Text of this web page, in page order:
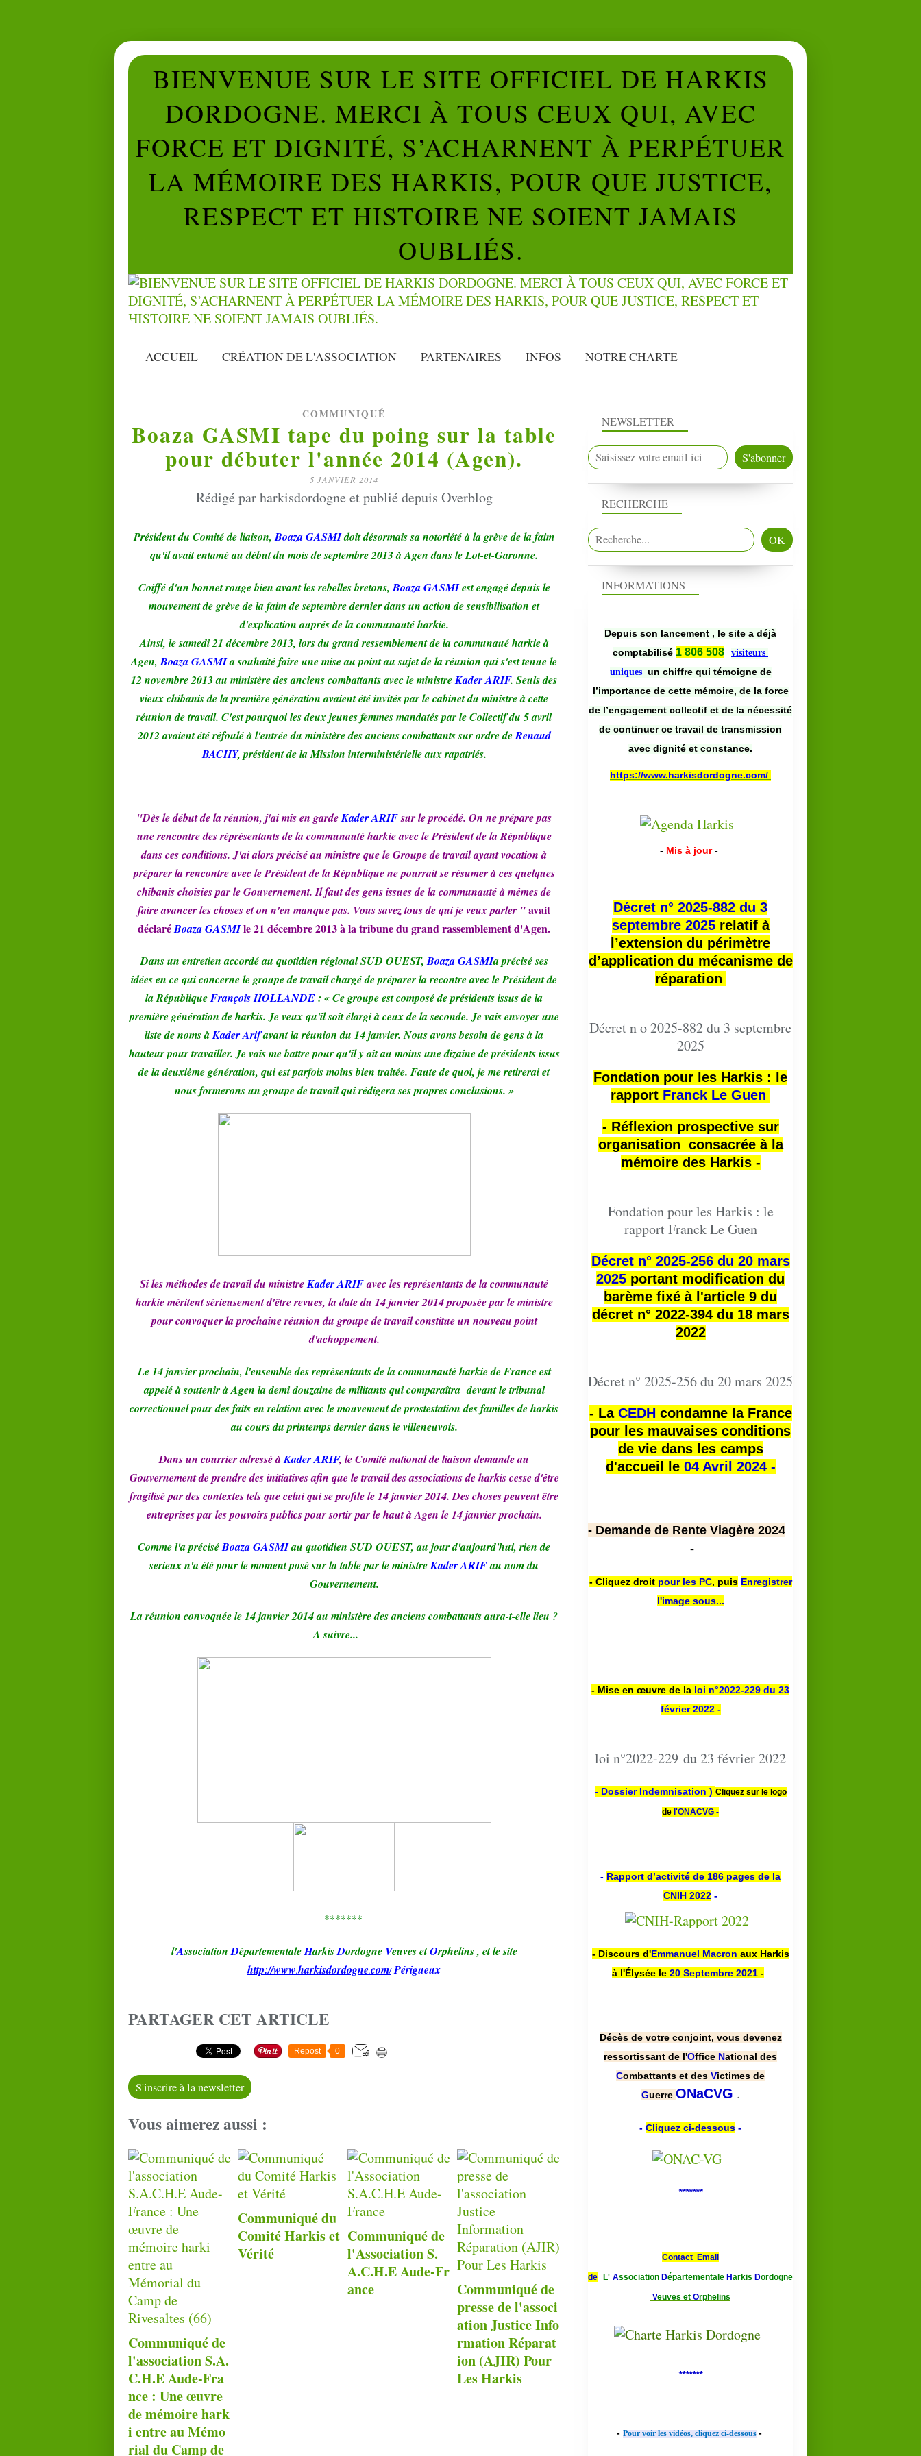
BIENVENUE SUR LE SITE OFFICIEL DE HARKIS
DORDOGNE. MERCI À TOUS CEUX QUI, AVEC
FORCE ET DIGNITÉ, S’ACHARNENT À PERPÉTUER
LA MÉMOIRE DES HARKIS, POUR QUE JUSTICE,
RESPECT ET HISTOIRE NE SOIENT JAMAIS
OUBLIÉS.
ACCUEIL CRÉATION DE L'ASSOCIATION PARTENAIRES INFOS NOTRE CHARTE
COMMUNIQUÉ
Boaza GASMI tape du poing sur la table
pour débuter l'année 2014 (Agen).
5 JANVIER 2014
Rédigé par harkisdordogne et publié depuis Overblog
Président du Comité de liaison,Boaza GASMIdoit désormais sa notoriété à la grève de la faim
qu'il avait entamé au début du mois de septembre 2013 à Agen dans le Lot-et-Garonne.
Coiffé d'un bonnet rouge bien avant les rebelles bretons,Boaza GASMIest engagé depuis le
mouvement de grève de la faim de septembre dernier dans un action de sensibilisation et
d'explication auprés de la communauté harkie.
Ainsi, le samedi 21 décembre 2013, lors du grand ressemblement de la communaué harkie à
Agen,Boaza GASMIa souhaité faire une mise au point au sujet de la réunion qui s'est tenue le
12 novembre 2013 au ministère des anciens combattants avec le ministreKader ARIF. Seuls des
vieux chibanis de la première génération avaient été invités par le cabinet du ministre à cette
réunion de travail. C'est pourquoi les deux jeunes femmes mandatés par le Collectif du 5 avril
2012 avaient été réfoulé à l'entrée du ministère des anciens combattants sur ordre deRenaud
BACHY, président de la Mission interministérielle aux rapatriés.
"Dès le début de la réunion, j'ai mis en gardeKader ARIFsur le procédé. On ne prépare pas
une rencontre des réprésentants de la communauté harkie avec le Président de la République
dans ces conditions. J'ai alors précisé au ministre que le Groupe de travail ayant vocation à
préparer la rencontre avec le Président de la République ne pourrait se résumer à ces quelques
chibanis choisies par le Gouvernement. Il faut des gens issues de la communauté à mêmes de
faire avancer les choses et on n'en manque pas. Vous savez tous de qui je veux parler "avait
déclaréBoaza GASMIle 21 décembre 2013 à la tribune du grand rassemblement d'Agen.
Dans un entretien accordé au quotidien régional SUD OUEST, Boaza GASMIa précisé ses
idées en ce qui concerne le groupe de travail chargé de préparer la recontre avec le Président de
la RépubliqueFrançois HOLLANDE: « Ce groupe est composé de présidents issus de la
première génération de harkis. Je veux qu'il soit élargi à ceux de la seconde. Je vais envoyer une
liste de noms àKader Arifavant la réunion du 14 janvier. Nous avons besoin de gens à la
hauteur pour travailler. Je vais me battre pour qu'il y ait au moins une dizaine de présidents issus
de la deuxième génération, qui est parfois moins bien traitée. Faute de quoi, je me retirerai et
nous formerons un groupe de travail qui rédigera ses propres conclusions. »
Si les méthodes de travail du ministreKader ARIFavec les représentants de la communauté
harkie méritent sérieusement d'être revues, la date du 14 janvier 2014 proposée par le ministre
pour convoquer la prochaine réunion du groupe de travail constitue un nouveau point
d'achoppement.
Le 14 janvier prochain, l'ensemble des représentants de la communauté harkie de France est
appelé à soutenir à Agen la demi douzaine de militants qui comparaîtra devant le tribunal
correctionnel pour des faits en relation avec le mouvement de prostestation des familles de harkis
au cours du printemps dernier dans le villeneuvois.
Dans un courrier adressé àKader ARIF, le Comité national de liaison demande au
Gouvernement de prendre des initiatives afin que le travail des associations de harkis cesse d'être
fragilisé par des contextes tels que celui qui se profile le 14 janvier 2014. Des choses peuvent être
entreprises par les pouvoirs publics pour sortir par le haut à Agen le 14 janvier prochain.
Comme l'a préciséBoaza GASMIau quotidien SUD OUEST, au jour d'aujourd'hui, rien de
serieux n'a été pour le moment posé sur la table par le ministreKader ARIFau nom du
Gouvernement.
La réunion convoquée le 14 janvier 2014 au ministère des anciens combattants aura-t-elle lieu ?
A suivre...
*******
l'Association DépartementaleHarkisDordogne Veuves et Orphelins, et le site
http://www.harkisdordogne.com/ Périgueux
PARTAGER CET ARTICLE
Repost 0
S'inscrire à la newsletter
Vous aimerez aussi :
Communiqué de
l'association S.A.
C.H.E Aude-Fra
nce : Une œuvre
de mémoire hark
i entre au Mémo
rial du Camp de
Communiqué du
Comité Harkis et
Vérité
Communiqué de
l'Association S.
A.C.H.E Aude-Fr
ance
Communiqué de
presse de l'associ
ation Justice Info
rmation Réparat
ion (AJIR) Pour
Les Harkis
NEWSLETTER
RECHERCHE
INFORMATIONS
Depuis son lancement , le site a déjà
comptabilisé 1 806 508
visiteurs
uniques un chiffre qui témoigne de
l’importance de cette mémoire, de la force
de l’engagement collectif et de la nécessité
de continuer ce travail de transmission
avec dignité et constance.
https://www.harkisdordogne.com/
- Mis à jour -
Décret n° 2025-882 du 3
septembre 2025relatif à
l’extension du périmètre
d’application du mécanisme de
réparation
Décret n o 2025-882 du 3 septembre
2025
Fondation pour les Harkis : le
rapport Franck Le Guen
- Réflexion prospective sur
organisation consacrée à la
mémoire des Harkis -
Fondation pour les Harkis : le
rapport Franck Le Guen
Décret n° 2025-256 du 20 mars
2025 portant modification du
barème fixé à l'article 9 du
décret n° 2022-394 du 18 mars
2022
Décret n° 2025-256 du 20 mars 2025
- La CEDHcondamne la France
pour les mauvaises conditions
de vie dans les camps
d'accueil le 04 Avril 2024 -
- Demande de Rente Viagère 2024
-
- Cliquez droit pour les PC, puis Enregistrer
l'image sous...
- Mise en œuvre de la loi n°2022-229 du 23
février 2022 -
loi n°2022-229 du 23 février 2022
- Dossier Indemnisation ) Cliquez sur le logo
de l'ONACVG -
- Rapport d’activité de 186 pages de la
CNIH 2022 -
- Discours d'Emmanuel Macron aux Harkis
à l'Élysée le 20 Septembre 2021 -
Décès de votre conjoint, vous devenez
ressortissant de l'Office National des
Combattants et des Victimes de
Guerre ONaCVG .
- Cliquez ci-dessous -
*******
Contact Email
de L' Association Départementale Harkis Dordogne
Veuves et Orphelins
*******
- Pour voir les vidéos, cliquez ci-dessous -